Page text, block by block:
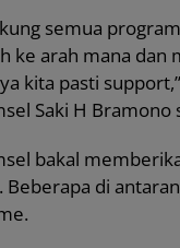
semua
ke arah mana
kita pasti
Saki H
bakal
Beberapa di